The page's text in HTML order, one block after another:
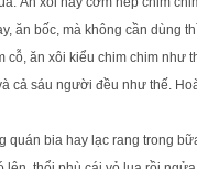
ăn bốc, mà không cần dùng
cỗ, ăn xôi kiểu chim chim như
cả sáu người đều như thế.
quán bia hay lạc rang trong